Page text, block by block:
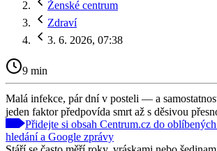
Ženské centrum
Zdraví
3. 6. 2026, 07:38
9 min
Malá infekce, pár dní v posteli — a
jeden faktor předpovída smrt až s děsivou
Přidejte si obsah Centrum.cz do
hledání a Google zprávy